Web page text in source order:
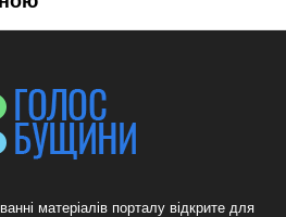
матеріалів порталу відкрите для